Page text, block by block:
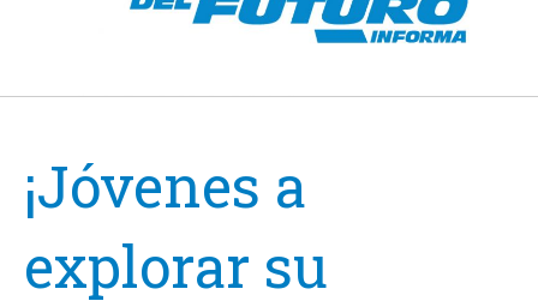
¡Jóvenes a
explorar su